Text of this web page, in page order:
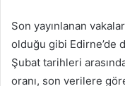
Son yayınlanan
olduğu gibi Edirne’de
Şubat tarihleri
oranı, son verilere